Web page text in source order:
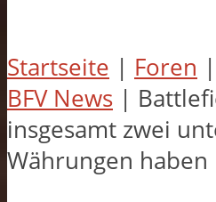
Startseite | Foren |
BFV News |
insgesamt zwei
Währungen haben